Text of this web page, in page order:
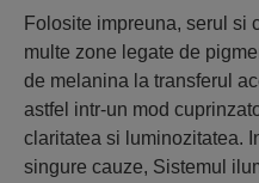
Folosite impreuna, serul si
multe zone legate de
de melanina la transferul
astfel intr-un mod
claritatea si luminozitatea.
singure cauze, Sistemul